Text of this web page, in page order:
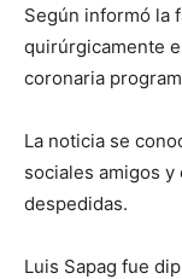
Según informó la
quirúrgicamente
coronaria
La noticia se
sociales amigos
despedidas.
Luis Sapag fue